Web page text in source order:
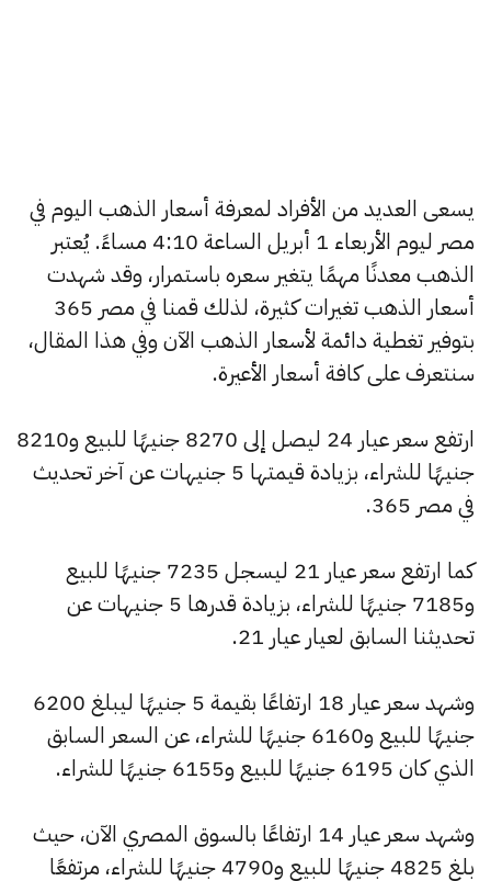
يسعى العديد من الأفراد لمعرفة أسعار الذهب اليوم في
مصر ليوم الأربعاء 1 أبريل الساعة 4:10 مساءً. يُعتبر
الذهب معدنًا مهمًا يتغير سعره باستمرار، وقد شهدت
أسعار الذهب تغيرات كثيرة، لذلك قمنا في مصر 365
بتوفير تغطية دائمة لأسعار الذهب الآن وفي هذا المقال،
سنتعرف على كافة أسعار الأعيرة.
ارتفع سعر عيار 24 ليصل إلى 8270 جنيهًا للبيع و8210
جنيهًا للشراء، بزيادة قيمتها 5 جنيهات عن آخر تحديث
في مصر 365.
كما ارتفع سعر عيار 21 ليسجل 7235 جنيهًا للبيع
و7185 جنيهًا للشراء، بزيادة قدرها 5 جنيهات عن
تحديثنا السابق لعيار عيار 21.
وشهد سعر عيار 18 ارتفاعًا بقيمة 5 جنيهًا ليبلغ 6200
جنيهًا للبيع و6160 جنيهًا للشراء، عن السعر السابق
الذي كان 6195 جنيهًا للبيع و6155 جنيهًا للشراء.
وشهد سعر عيار 14 ارتفاعًا بالسوق المصري الآن، حيث
بلغ 4825 جنيهًا للبيع و4790 جنيهًا للشراء، مرتفعًا